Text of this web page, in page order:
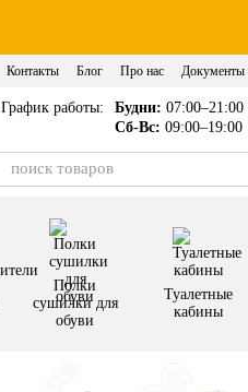
Контакты Блог Про нас
График работы: Будни: 07:00–21:00
Сб-Вс: 09:00–19:00
Полки
сушилки для
обуви
Туалетные
кабины